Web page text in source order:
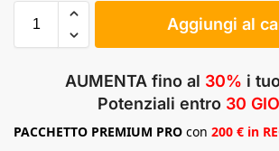
Aggiungi al
AUMENTA fino al 30% i
Potenziali entro 30
PACCHETTO PREMIUM PRO con 200 € in